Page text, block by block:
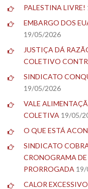
PALESTINA LIVRE!
EMBARGO DOS
19/05/2026
JUSTIÇA DÁ
COLETIVO
SINDICATO
19/05/2026
VALE
COLETIVA 19/05/
O QUE ESTÁ
SINDICATO
CRONOGRAMA
PRORROGADA
CALOR